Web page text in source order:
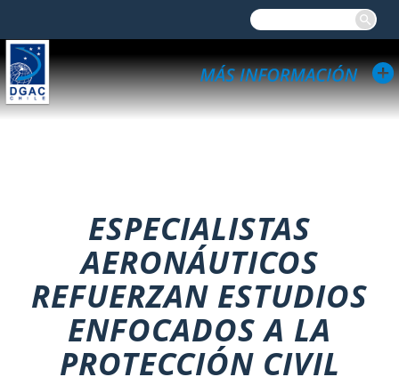
ESPECIALISTAS
AERONÁUTICOS
REFUERZAN ESTUDIOS
ENFOCADOS A LA
PROTECCIÓN CIVIL